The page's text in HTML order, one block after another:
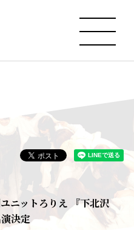
ニットろりえ 『下北沢
決定